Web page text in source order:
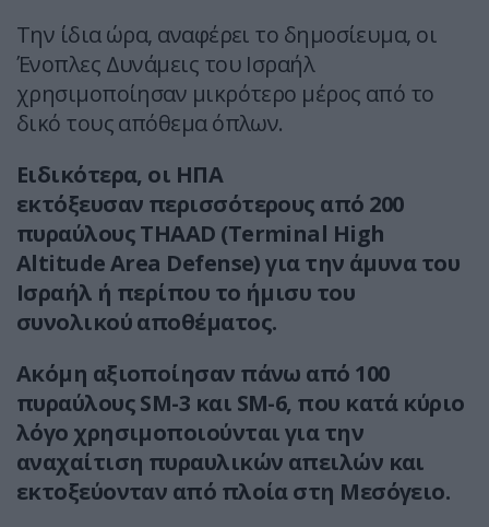
Την ίδια ώρα, αναφέρει το δημοσίευμα, οι
Ένοπλες Δυνάμεις του Ισραήλ
χρησιμοποίησαν μικρότερο μέρος από το
δικό τους απόθεμα όπλων.
Ειδικότερα, οι ΗΠΑ
εκτόξευσαν περισσότερους από 200
πυραύλους THAAD (Terminal High
Altitude Area Defense) για την άμυνα του
Ισραήλ ή περίπου το ήμισυ του
συνολικού αποθέματος.
Ακόμη αξιοποίησαν πάνω από 100
πυραύλους SM-3 και SM-6, που κατά κύριο
λόγο χρησιμοποιούνται για την
αναχαίτιση πυραυλικών απειλών και
εκτοξεύονταν από πλοία στη Μεσόγειο.